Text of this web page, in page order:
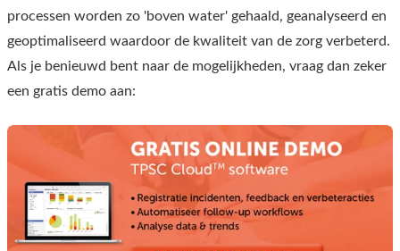
processen worden zo 'boven water' gehaald, geanalyseerd en
geoptimaliseerd waardoor de kwaliteit van de zorg verbeterd.
Als je benieuwd bent naar de mogelijkheden, vraag dan zeker
een gratis demo aan: